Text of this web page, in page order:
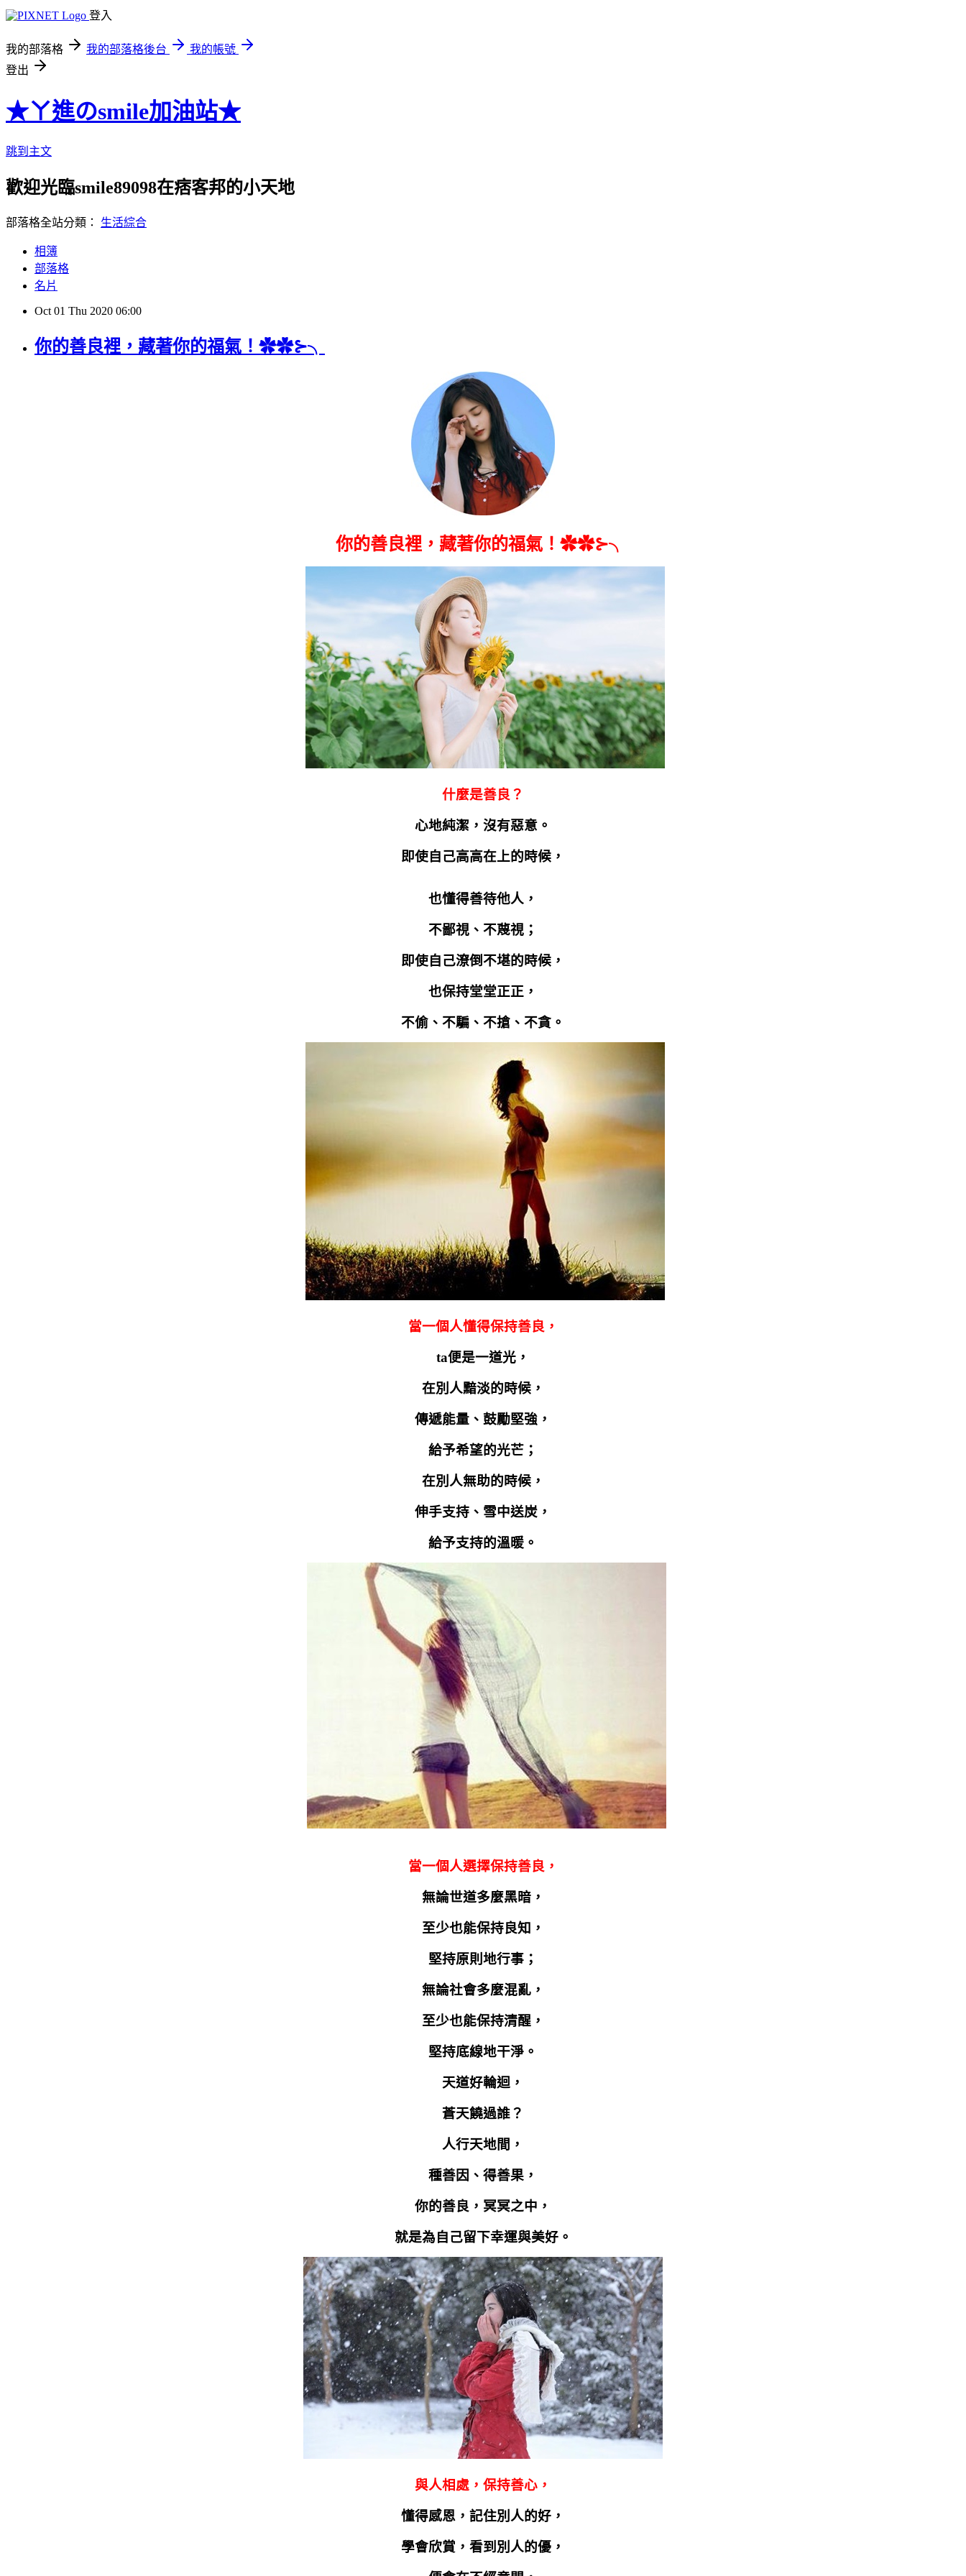
登入
我的部落格 我的部落格後台
我的帳號
登出
★ㄚ進のsmile加油站★
跳到主文
歡迎光臨smile89098在痞客邦的小天地
部落格全站分類： 生活綜合
相簿
部落格
名片
Oct 01 Thu 2020 06:00
你的善良裡，藏著你的福氣！✿✿⊱╮
你的善良裡，藏著你的福氣！✿✿⊱╮
什麼是善良？
心地純潔，沒有惡意。
即使自己高高在上的時候，
也懂得善待他人，
不鄙視、不蔑視；
即使自己潦倒不堪的時候，
也保持堂堂正正，
不偷、不騙、不搶、不貪。
當一個人懂得保持善良，
ta便是一道光，
在別人黯淡的時候，
傳遞能量、鼓勵堅強，
給予希望的光芒；
在別人無助的時候，
伸手支持、雪中送炭，
給予支持的溫暖。
當一個人選擇保持善良，
無論世道多麼黑暗，
至少也能保持良知，
堅持原則地行事；
無論社會多麼混亂，
至少也能保持清醒，
堅持底線地干淨。
天道好輪迴，
蒼天饒過誰？
人行天地間，
種善因、得善果，
你的善良，冥冥之中，
就是為自己留下幸運與美好。
與人相處，保持善心，
懂得感恩，記住別人的好，
學會欣賞，看到別人的優，